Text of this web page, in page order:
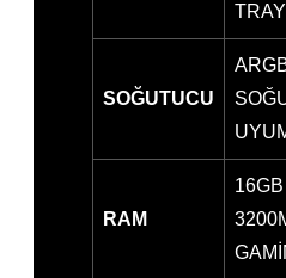
SOĞUTUCU
RAM